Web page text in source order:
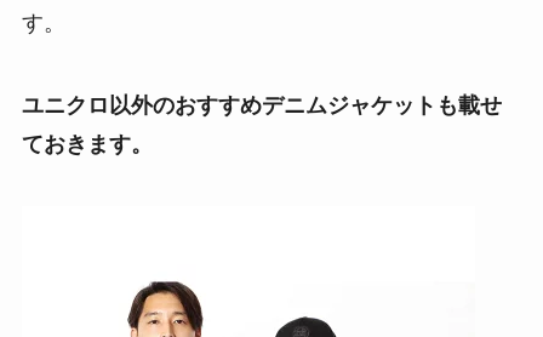
す。
ユニクロ以外のおすすめデニムジャケットも載せ
ておきます。